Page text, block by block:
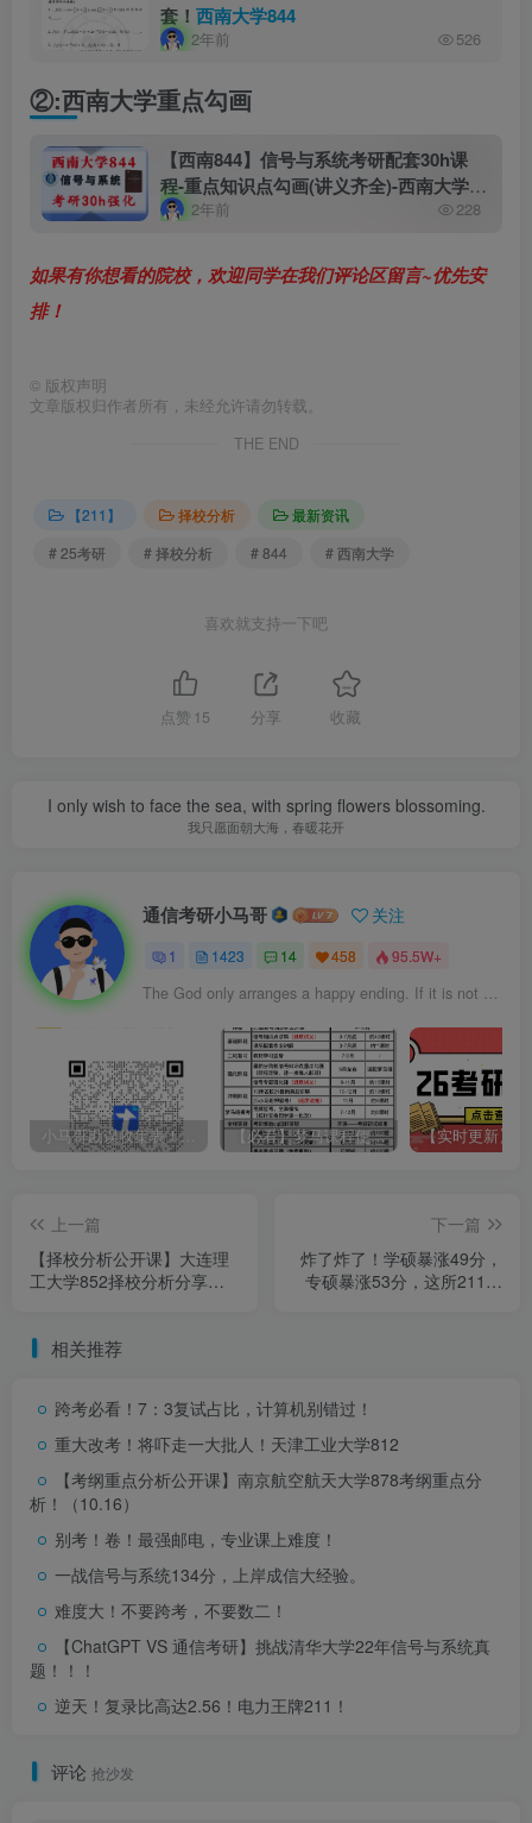
套！ 西南大学844
2年前 526
②:西南大学重点勾画
【西南844】信号与系统考研配套30h课
程-重点知识点勾画(讲义齐全)-西南大学
844 2年前 228
如果有你想看的院校，欢迎同学在我们评论区留言~优先安
排！
© 版权声明
文章版权归作者所有，未经允许请勿转载。
THE END
【211】 择校分析
最新资讯
# 25考研
# 择校分析 # 844 # 西南大学
喜欢就支持一下吧
点赞 15 分享 收藏
I only wish to face the sea, with spring flowers blossoming.
我只愿面朝大海，春暖花开
通信考研小马哥 关注
1 1423 14 458 95.5W+
The God only arranges a happy ending. If it is not happy, it means that it is not the final result.
小马哥勘误收集表！感谢您的支持！ 【必看】梦马课程使用方法！
上一篇
【择校分析公开课】大连理
工大学852择校分析分享！
下一篇
炸了炸了！学硕暴涨49分，
专硕暴涨53分，这所211太
相关推荐
跨考必看！7：3复试占比，计算机别错过！
重大改考！将吓走一大批人！ 天津工业大学812
【考纲重点分析公开课】南京航空航天大学878考纲重点分
析！（10.16）
别考！卷！最强邮电，专业课上难度！
一战信号与系统134分，上岸成信大经验。
难度大！不要跨考，不要数二！
【ChatGPT VS 通信考研】挑战清华大学22年信号与系统真
题！！！
逆天！复录比高达2.56！电力王牌211！
评论 抢沙发